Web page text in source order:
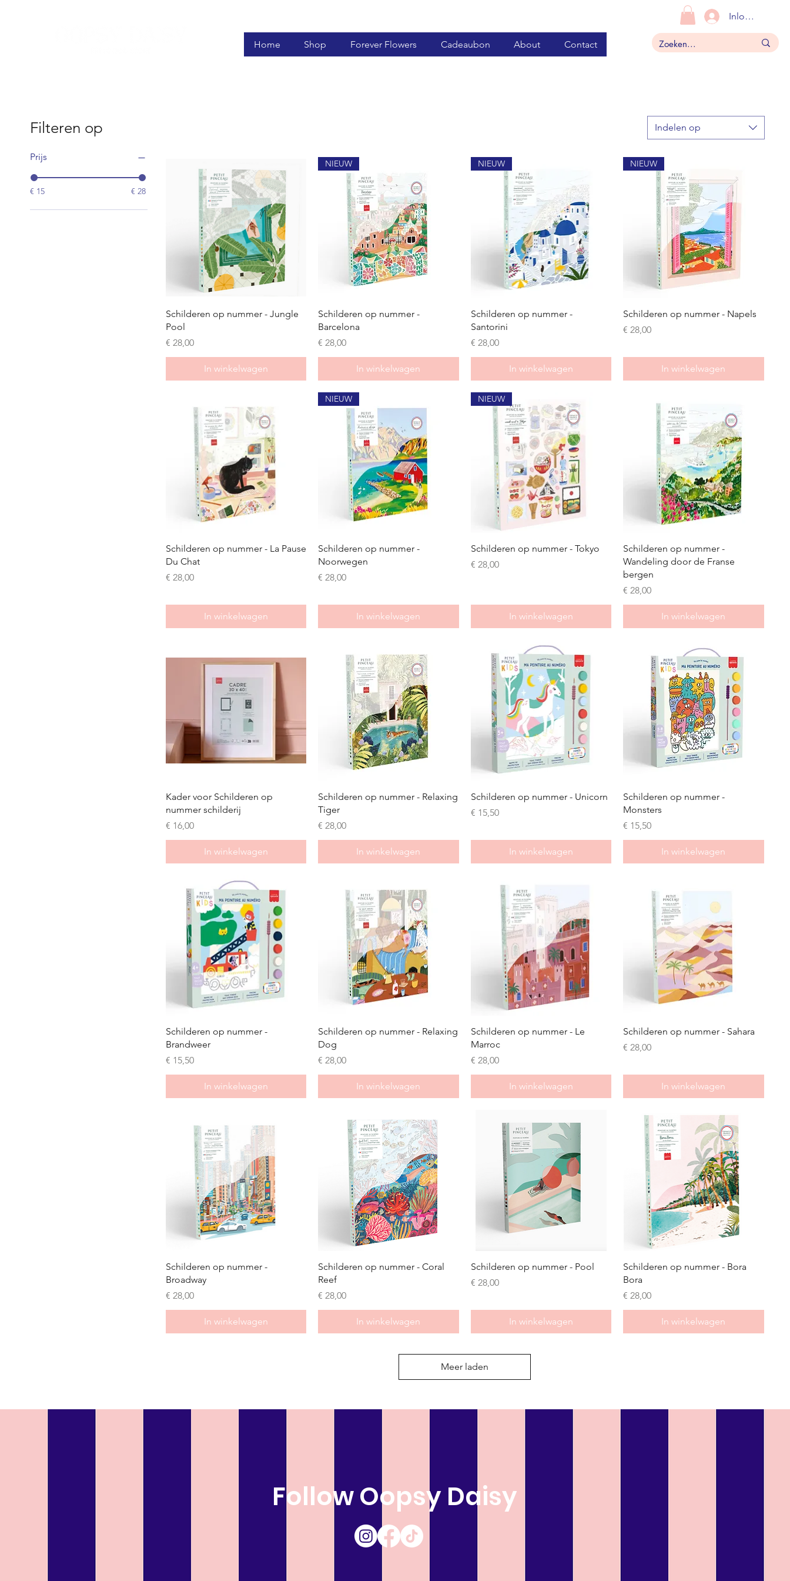
Home Shop Forever Flowers Cadeaubon About Contact
Inloggen
Filteren op
Prijs
€ 15 € 28
Indelen op
Schilderen op nummer - Jungle
Pool
Prijs
€ 28,00
In winkelwagen
NIEUW
Schilderen op nummer -
Barcelona
Prijs
€ 28,00
In winkelwagen
NIEUW
Schilderen op nummer -
Santorini
Prijs
€ 28,00
In winkelwagen
NIEUW
Schilderen op nummer - Napels
Prijs
€ 28,00
In winkelwagen
Schilderen op nummer - La Pause
Du Chat
Prijs
€ 28,00
In winkelwagen
NIEUW
Schilderen op nummer -
Noorwegen
Prijs
€ 28,00
In winkelwagen
NIEUW
Schilderen op nummer - Tokyo
Prijs
€ 28,00
In winkelwagen
Schilderen op nummer -
Wandeling door de Franse
bergen
Prijs
€ 28,00
In winkelwagen
Kader voor Schilderen op
nummer schilderij
Prijs
€ 16,00
In winkelwagen
Schilderen op nummer - Relaxing
Tiger
Prijs
€ 28,00
In winkelwagen
Schilderen op nummer - Unicorn
Prijs
€ 15,50
In winkelwagen
Schilderen op nummer -
Monsters
Prijs
€ 15,50
In winkelwagen
Schilderen op nummer -
Brandweer
Prijs
€ 15,50
In winkelwagen
Schilderen op nummer - Relaxing
Dog
Prijs
€ 28,00
In winkelwagen
Schilderen op nummer - Le
Marroc
Prijs
€ 28,00
In winkelwagen
Schilderen op nummer - Sahara
Prijs
€ 28,00
In winkelwagen
Schilderen op nummer -
Broadway
Prijs
€ 28,00
In winkelwagen
Schilderen op nummer - Coral
Reef
Prijs
€ 28,00
In winkelwagen
Schilderen op nummer - Pool
Prijs
€ 28,00
In winkelwagen
Schilderen op nummer - Bora
Bora
Prijs
€ 28,00
In winkelwagen
Meer laden
Follow Oopsy Daisy